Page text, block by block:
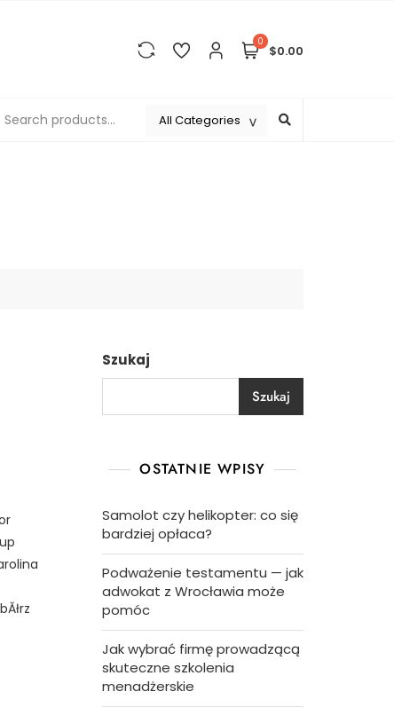
0
$0.00
Szukaj
Szukaj
OSTATNIE WPISY
Samolot czy helikopter: co się
bardziej opłaca?
Podważenie testamentu — jak
adwokat z Wrocławia może
pomóc
Jak wybrać firmę prowadzącą
skuteczne szkolenia
menadżerskie